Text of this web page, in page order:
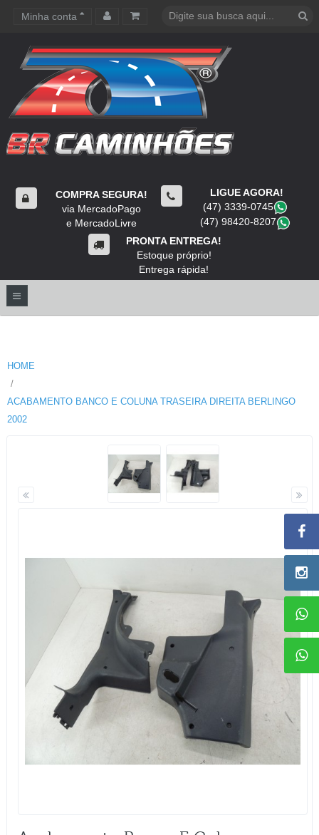
Minha conta
COMPRA SEGURA!
via MercadoPago
e MercadoLivre
LIGUE AGORA!
(47) 3339-0745
(47) 98420-8207
PRONTA ENTREGA!
Estoque próprio!
Entrega rápida!
HOME
ACABAMENTO BANCO E COLUNA TRASEIRA DIREITA BERLINGO
2002